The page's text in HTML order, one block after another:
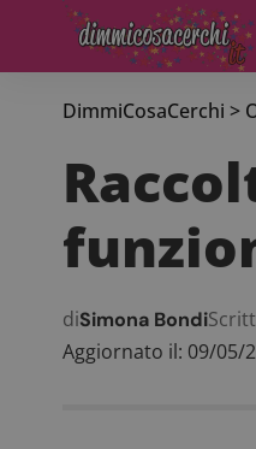
DimmiCosaCerchi >
Aggiornato il: 09/05/
diSimona Bondi